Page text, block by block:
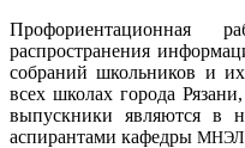
Профориентационная
распространения
собраний школьников и
всех школах города
выпускники являются в
аспирантами кафедры МНЭЛ